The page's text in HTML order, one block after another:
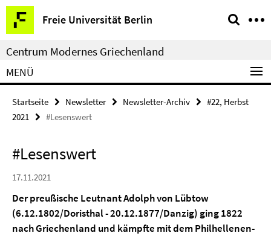
Springe
direkt
zu
Inhalt
Freie Universität Berlin
Service-
Navigation
Centrum Modernes Griechenland
MENÜ
Startseite Newsletter Newsletter-Archiv
#22, Herbst
2021
#Lesenswert
#Lesenswert
17.11.2021
Der preußische Leutnant Adolph von Lübtow
(6.12.1802/Doristhal - 20.12.1877/Danzig) ging 1822
nach Griechenland und kämpfte mit dem Philhellenen-